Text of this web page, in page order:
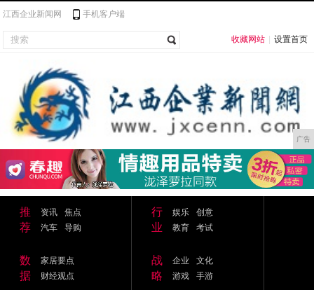
江西企业新闻网 手机客户端
收藏网站 设置首页
广告
推
荐
资讯
焦点
汽车
导购
行
业
娱乐
创意
教育
考试
数
据
家居要点
财经观点
战
略
企业
文化
游戏
手游